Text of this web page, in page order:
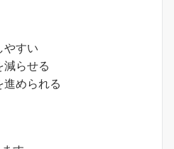
やすい
減らせる
進められる